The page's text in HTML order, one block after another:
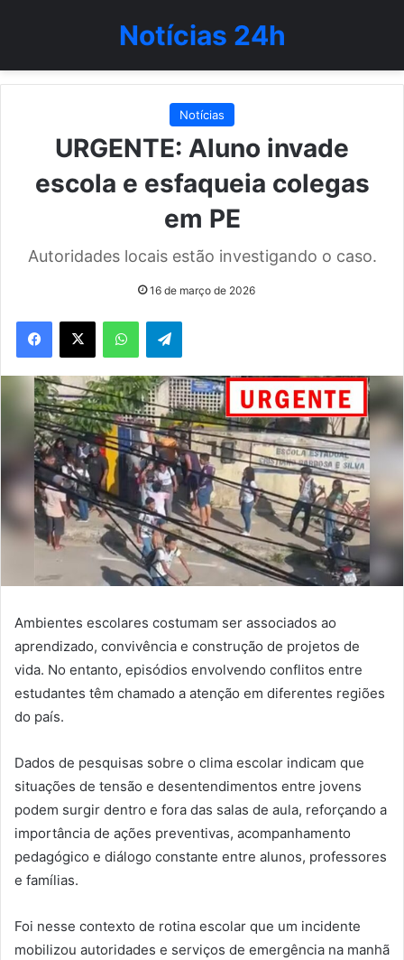
Notícias 24h
Notícias
URGENTE: Aluno invade
escola e esfaqueia colegas
em PE
Autoridades locais estão investigando o caso.
16 de março de 2026
WhatsAppTelegram
Ambientes escolares costumam ser associados ao
aprendizado, convivência e construção de projetos de
vida. No entanto, episódios envolvendo conflitos entre
estudantes têm chamado a atenção em diferentes regiões
do país.
Dados de pesquisas sobre o clima escolar indicam que
situações de tensão e desentendimentos entre jovens
podem surgir dentro e fora das salas de aula, reforçando a
importância de ações preventivas, acompanhamento
pedagógico e diálogo constante entre alunos, professores
e famílias.
Foi nesse contexto de rotina escolar que um incidente
mobilizou autoridades e serviços de emergência na manhã